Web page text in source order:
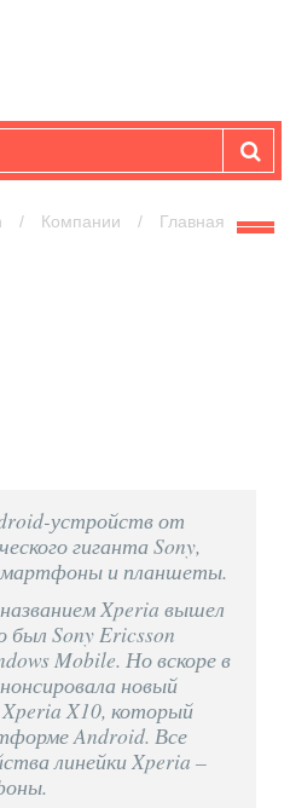
/ Компании / Главная
устройств от
гиганта Sony,
и планшеты.
Xperia вышел
был Sony Ericsson
Mobile. Но вскоре в
новый
X10, который
Android. Все
линейки Xperia –